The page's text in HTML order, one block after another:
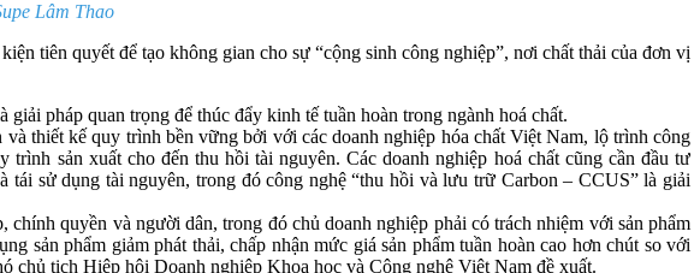
Lâm Thao
tiên quyết để tạo không gian cho sự “cộng sinh công nghiệp”, nơi chất thải của đơn vị
pháp quan trọng để thúc đẩy kinh tế tuần hoàn trong ngành hoá chất.
thiết kế quy trình bền vững bởi với các doanh nghiệp hóa chất Việt Nam, lộ trình công
sản xuất cho đến thu hồi tài nguyên. Các doanh nghiệp hoá chất cũng cần đầu tư
sử dụng tài nguyên, trong đó công nghệ “thu hồi và lưu trữ Carbon – CCUS” là giải
quyền và người dân, trong đó chủ doanh nghiệp phải có trách nhiệm với sản phẩm
sản phẩm giảm phát thải, chấp nhận mức giá sản phẩm tuần hoàn cao hơn chút so với
chủ tịch Hiệp hội Doanh nghiệp Khoa học và Công nghệ Việt Nam đề xuất.